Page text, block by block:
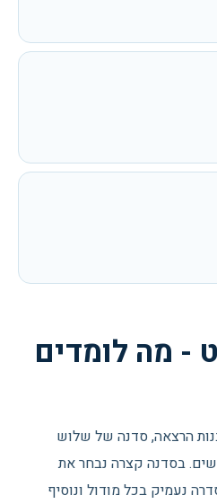
- מה לומדים
הרצאה, סדנה של שלוש
בסדנה קצרה נבחר את
נעמיק בכל מודול ונוסיף